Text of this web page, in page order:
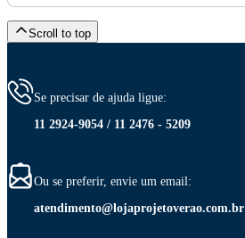
Scroll to top
Se precisar de ajuda ligue:
11 2924-9054 / 11 2476 - 5209
Ou se preferir, envie um email:
atendimento@lojaprojetoverao.com.br